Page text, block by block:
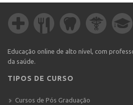
Educação online de alto nível, com
da saúde.
TIPOS DE CURSO
Cursos de Pós Graduação